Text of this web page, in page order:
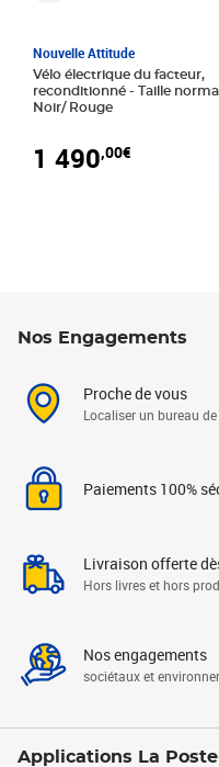
Nouvelle Attitude
Vélo électrique du facteur,
reconditionné - Taille normale -
Noir/ Rouge
1 490,00€
Nos Engagements
Proche de vous
Localiser un bureau
Paiements 100%
Livraison offerte
Hors livres et hors
Nos engagements
sociétaux et
Applications La Poste